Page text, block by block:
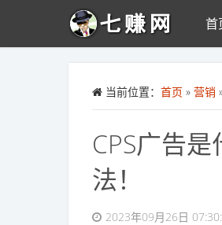
首
当前位置： 首页 » 营销
CPS广告
法！
2023年09月26日